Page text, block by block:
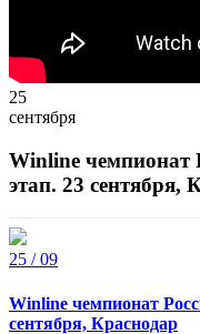
25
сентября
Winline чемпионат
этап. 23 сентября,
25 / 09
Winline чемпионат
сентября, Краснодар